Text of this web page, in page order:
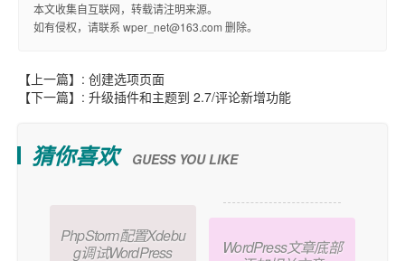
本文收集自互联网，转载请注明来源。
如有侵权，请联系 wper_net@163.com 删除。
【上一篇】: 创建选项页面
【下一篇】: 升级插件和主题到 2.7/评论新增功能
猜你喜欢 GUESS YOU LIKE
PhpStorm配置Xdebu
g调试WordPress
WordPress文章底部